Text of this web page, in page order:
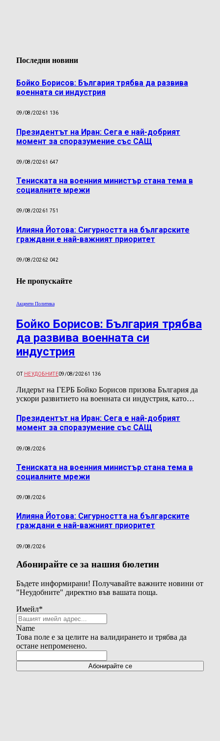
Последни новини
Бойко Борисов: България трябва да развива
военната си индустрия
09/08/20261 136
Президентът на Иран: Сега е най-добрият
момент за споразумение със САЩ
09/08/20261 647
Тениската на военния министър стана тема в
социалните мрежи
09/08/20261 751
Илияна Йотова: Сигурността на българските
граждани е най-важният приоритет
09/08/20262 042
Не пропускайте
Акценти Политика
Бойко Борисов: България трябва
да развива военната си
индустрия
ОТ НЕУДОБНИТЕ09/08/20261 136
Лидерът на ГЕРБ Бойко Борисов призова България да
ускори развитието на военната си индустрия, като…
Президентът на Иран: Сега е най-добрият
момент за споразумение със САЩ
09/08/2026
Тениската на военния министър стана тема в
социалните мрежи
09/08/2026
Илияна Йотова: Сигурността на българските
граждани е най-важният приоритет
09/08/2026
Абонирайте се за нашия бюлетин
Бъдете информирани! Получавайте важните новини от
"Неудобните" директно във вашата поща.
Имейл*
Name
Това поле е за целите на валидирането и трябва да
остане непроменено.